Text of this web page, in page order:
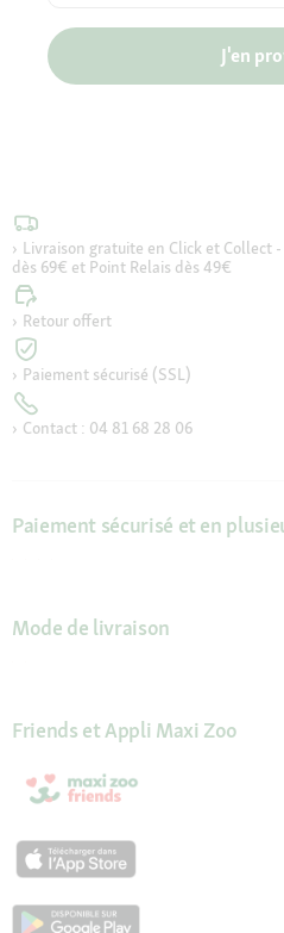
J'en
Livraison gratuite en Click et Collect
dès 69€ et Point Relais dès 49€
Retour offert
Paiement sécurisé (SSL)
Contact : 04 81 68 28 06
Paiement sécurisé et en
Mode de livraison
Friends et Appli Maxi Zoo